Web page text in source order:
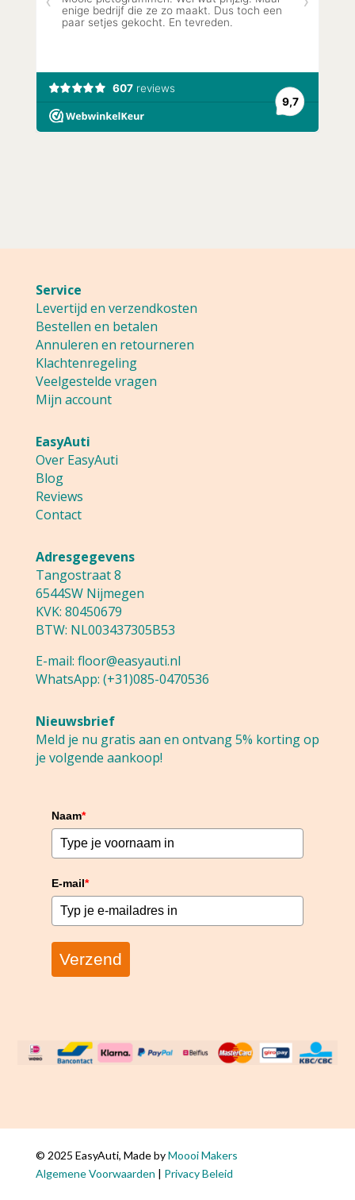
Service
Levertijd en verzendkosten
Bestellen en betalen
Annuleren en retourneren
Klachtenregeling
Veelgestelde vragen
Mijn account
EasyAuti
Over EasyAuti
Blog
Reviews
Contact
Adresgegevens
Tangostraat 8
6544SW Nijmegen
KVK: 80450679
BTW: NL003437305B53
E-mail: floor@easyauti.nl
WhatsApp: (+31)085-0470536
Nieuwsbrief
Meld je nu gratis aan en ontvang 5% korting op
je volgende aankoop!
Naam*
E-mail*
Verzend
© 2025 EasyAuti, Made byMoooi Makers
Algemene Voorwaarden | Privacy Beleid